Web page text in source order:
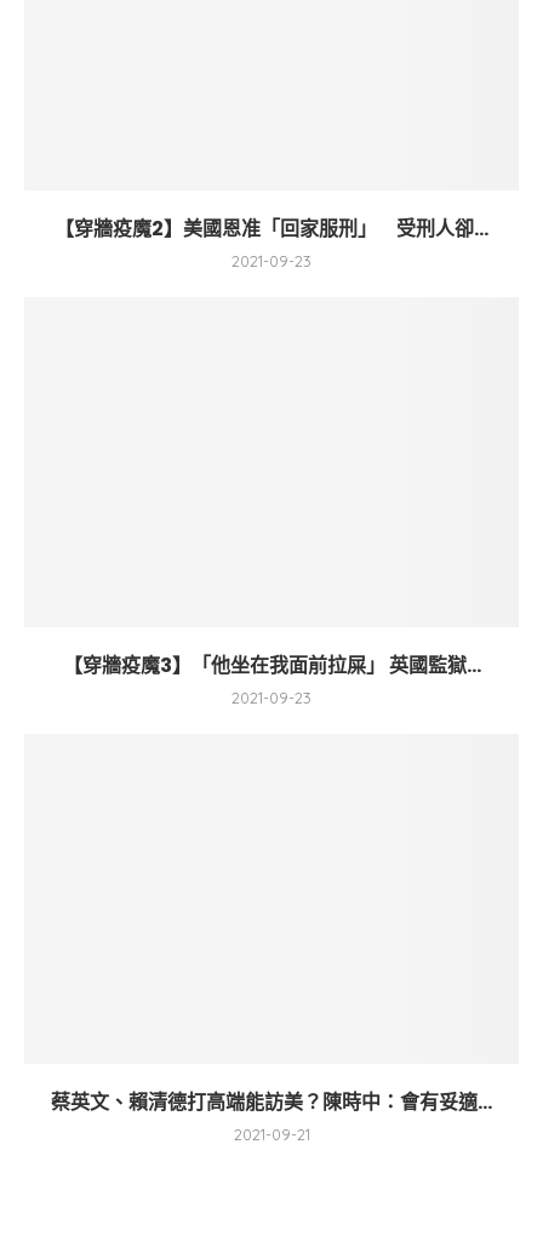
【穿牆疫魔2】美國恩准「回家服刑」 受刑人卻...
2021-09-23
【穿牆疫魔3】「他坐在我面前拉屎」 英國監獄...
2021-09-23
蔡英文、賴清德打高端能訪美？陳時中：會有妥適...
2021-09-21